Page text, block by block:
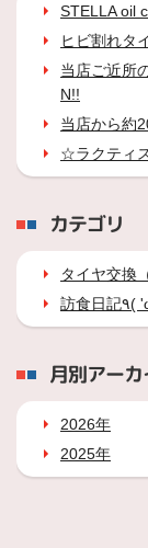
STELLA oil
ヒビ割れタ
当店ご近所
N!!
当店から約
☆ラクティ
カテゴリ
タイヤ交換
月別アー
2026年
2025年